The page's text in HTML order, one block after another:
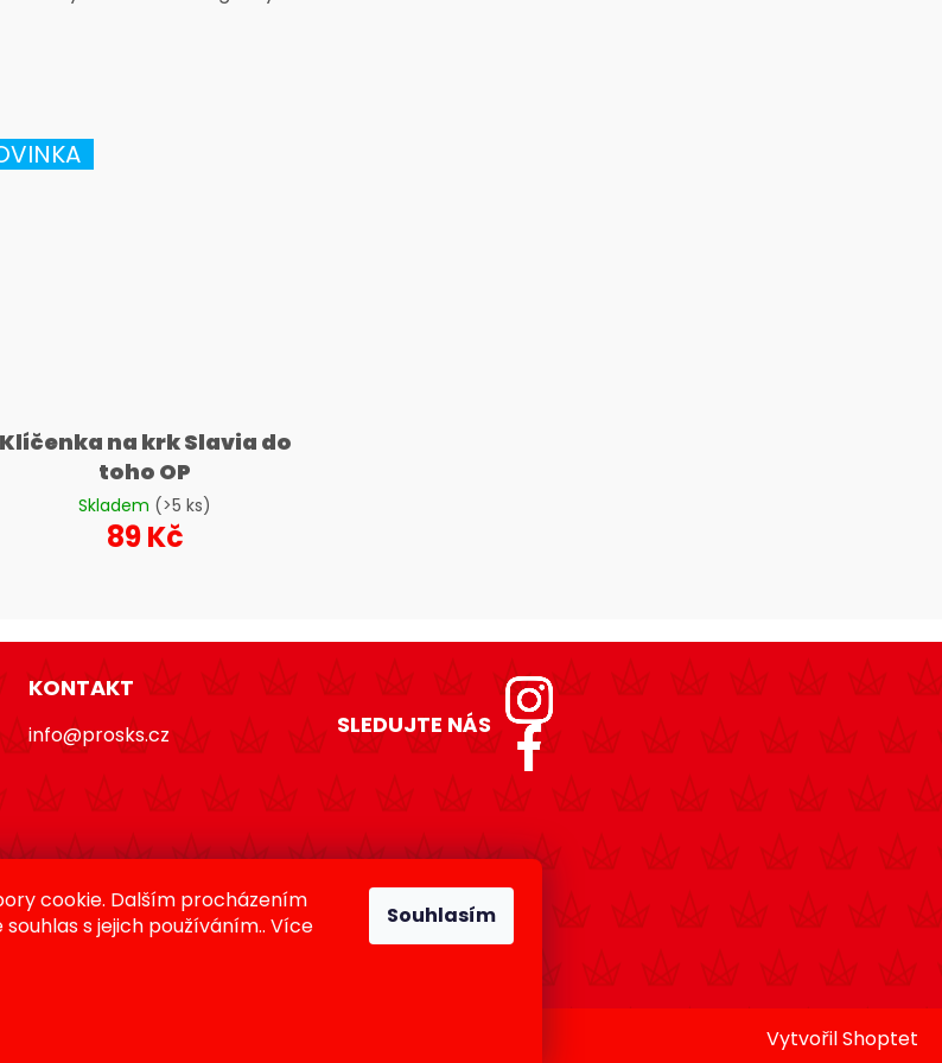
cookie. Dalším procházením
s jejich používáním.. Více
Souhlasím
Klíčenka na krk Slavia do
toho OP
Skladem (>5 ks)
89 Kč
KONTAKT
info@prosks.cz SLEDUJTE NÁS
Vytvořil Shoptet